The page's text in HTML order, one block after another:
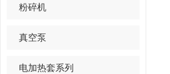
粉碎机
真空泵
电加热套系列